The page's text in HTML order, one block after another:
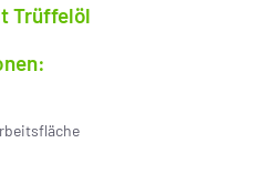
Trüffelöl